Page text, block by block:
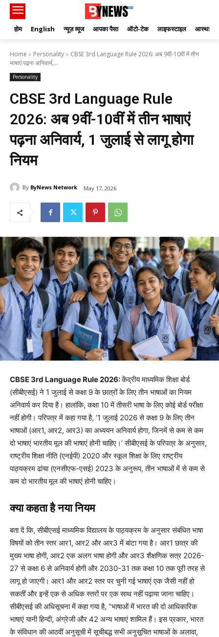
होम English न्यूज़ व्यूज आपका पैसा ऑटो-टेक लाइफस्टाइल आस्था
Home Personality
CBSE 3rd Language Rule 2026: अब 9वीं-10वीं में तीन
भाषाएं पढ़ना अनिवार्य,...
Personality
CBSE 3rd Language Rule
2026: अब 9वीं-10वीं में तीन भाषाएं
पढ़ना अनिवार्य, 1 जुलाई से लागू होगा
नियम
By ByNews Network May 17, 2026
CBSE 3rd Language Rule 2026:केंद्रीय माध्यमिक शिक्षा बोर्ड
(सीबीएसई) ने 1 जुलाई से कक्षा 9 के छात्रों के लिए तीन भाषाओं का नियम
अनिवार्य कर दिया है। हालांकि, कक्षा 10 में तीसरी भाषा के लिए कोई बोर्ड परीक्षा
नहीं होगी। परिपत्र में कहा गया है, ‘1 जुलाई 2026 से कक्षा 9 के लिए तीन
भाषाओं (आर1, आर2, आर3) का अध्ययन अनिवार्य होगा, जिनमें से कम से कम
दो भाषाएं भारतीय मूल की भाषाएं होनी चाहिए।’ सीबीएसई के परिपत्र के अनुसार,
राष्ट्रीय शिक्षा नीति (एनईपी) 2020 और स्कूल शिक्षा के लिए राष्ट्रीय
पाठ्यक्रम ढांचा (एनसीएफ-एसई) 2023 के अनुरूप, तीन भाषाओं में से कम से
कम दो भारतीय मूल की भाषाएं होनी चाहिए।
क्या कहता है नया नियम
बता दें कि, सीबीएसई माध्यमिक विद्यालय के पाठ्यक्रम के अनुसार संबंधित भाषा
विषयों को तीन स्तर आर1, आर2 और आर3 में बांटा गया है। आर1 छात्र की
मुख्य भाषा होगी, आर2 एक अलग भाषा होगी और आर3 शैक्षणिक सत्र 2026-
27 से कक्षा 6 से अनिवार्य होगी और 2030-31 तक कक्षा 10 तक पूरी तरह से
लागू हो जाएगी। आर1 और आर2 स्तर पर चुनी गई भाषाएं एक जैसी नहीं हो
सकतीं और इन्हें एक से अधिक स्तरों पर एक साथ नहीं पढ़ाया जाना चाहिए।
सीबीएसई की अधिसूचना में कहा गया है, “भाषाओं में भारत की दो आधिकारिक
भाषाएं यानी हिन्दी, अंग्रेजी और 42 अन्य भाषाएं शामिल हैं। इस प्रकार, भारत
के संविधान की आठवीं अनुसूची में सूचीबद्ध सभी अनुसूचित भाषाओं के अलावा,